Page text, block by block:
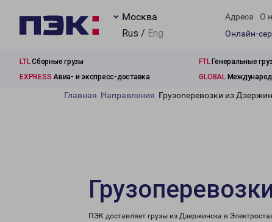
Москва
Rus / Eng
Адреса О
Онлайн-
LTLСборные грузы FTLГенеральные
EXPRESS Авиа- и экспресс-доставка GLOBAL
Главная Направления Грузоперевозки из
ПЭК доставляет грузы из Дзержинска в